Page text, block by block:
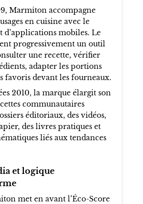
Marmiton accompagne
en cuisine avec le
d’applications mobiles. Le
progressivement un outil
une recette, vérifier
adapter les portions
favoris devant les fourneaux.
2010, la marque élargit son
communautaires
éditoriaux, des vidéos,
des livres pratiques et
liés aux tendances
et logique
met en avant l’Éco-Score